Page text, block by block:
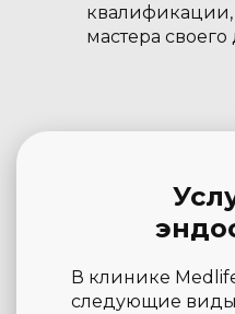
мастера своего
В клинике
следующие виды